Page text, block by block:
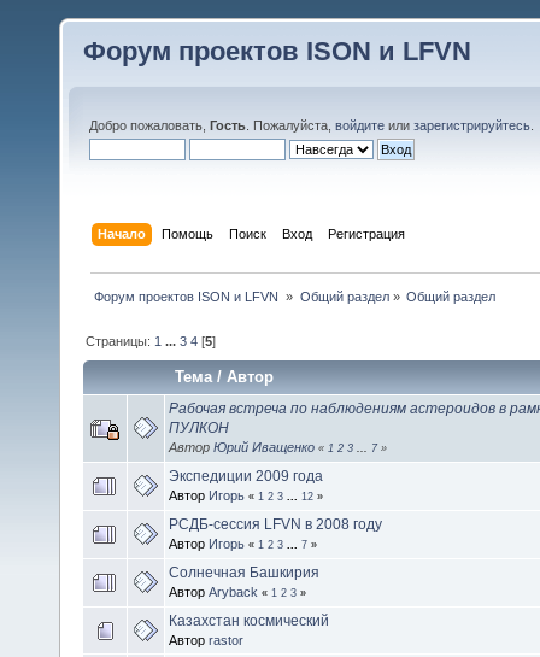
Форум проектов ISON и LFVN
Добро пожаловать, Гость . Пожалуйста, войдите или зарегистрируйтесь
Начало Помощь Поиск Вход Регистрация
Форум проектов ISON и LFVN » Общий раздел» Общий раздел
Страницы: 1 ...3 4 [5]
Тема/Автор
Рабочая встреча по наблюдениям астероидов в
ПУЛКОН
Автор Юрий Иващенко « 1 2 3 7»
Экспедиции 2009 года
Автор Игорь « 1 2 3 12 »
РСДБ-сессия LFVN в 2008 году
Автор Игорь « 1 2 3 7 »
Солнечная Башкирия
Автор Aryback « 1 2 3 »
Казахстан космический
Автор rastor